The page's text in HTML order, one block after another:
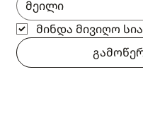
მინდა მივიღო